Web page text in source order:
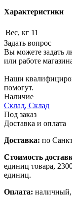
Характеристики
Вес, кг 11
Задать вопрос
Вы можете задать
или работе
Наши
помогут.
Наличие
Склад, Склад
Под заказ
Доставка и оплата
Доставка: по
Стоимость
единиц товара,
единиц.
Оплата: наличный,